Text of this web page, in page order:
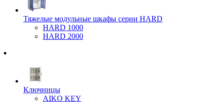
Тяжелые модульные шкафы серии HARD
HARD 1000
HARD 2000
Ключницы
AIKO KEY